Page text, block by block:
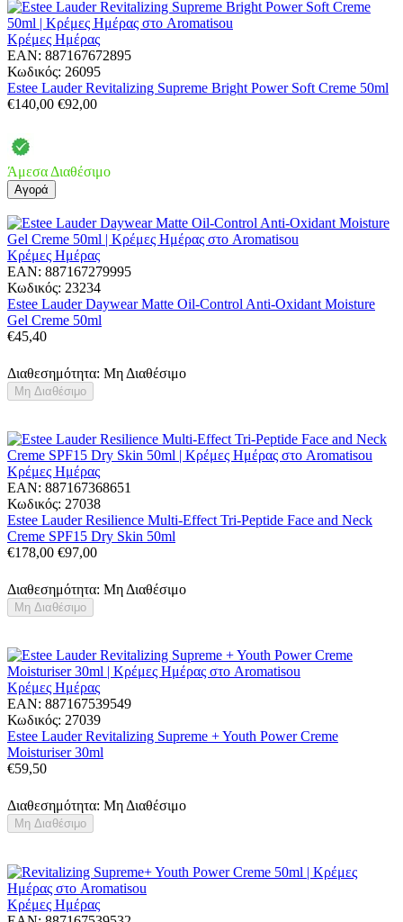
Κρέμες Ημέρας
EAN: 887167672895
Κωδικός: 26095
Estee Lauder Revitalizing Supreme Bright Power Soft Creme 50ml
€140,00 €92,00
Άμεσα Διαθέσιμο
Αγορά
Κρέμες Ημέρας
EAN: 887167279995
Κωδικός: 23234
Estee Lauder Daywear Matte Oil-Control Anti-Oxidant Moisture
Gel Creme 50ml
€45,40
Διαθεσημότητα: Μη Διαθέσιμο
Μη Διαθέσιμο
Κρέμες Ημέρας
EAN: 887167368651
Κωδικός: 27038
Estee Lauder Resilience Multi-Effect Tri-Peptide Face and Neck
Creme SPF15 Dry Skin 50ml
€178,00 €97,00
Διαθεσημότητα: Μη Διαθέσιμο
Μη Διαθέσιμο
Κρέμες Ημέρας
EAN: 887167539549
Κωδικός: 27039
Estee Lauder Revitalizing Supreme + Youth Power Creme
Moisturiser 30ml
€59,50
Διαθεσημότητα: Μη Διαθέσιμο
Μη Διαθέσιμο
Κρέμες Ημέρας